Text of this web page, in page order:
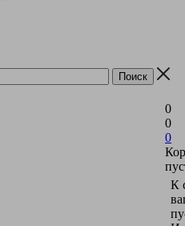
0
0
0
К